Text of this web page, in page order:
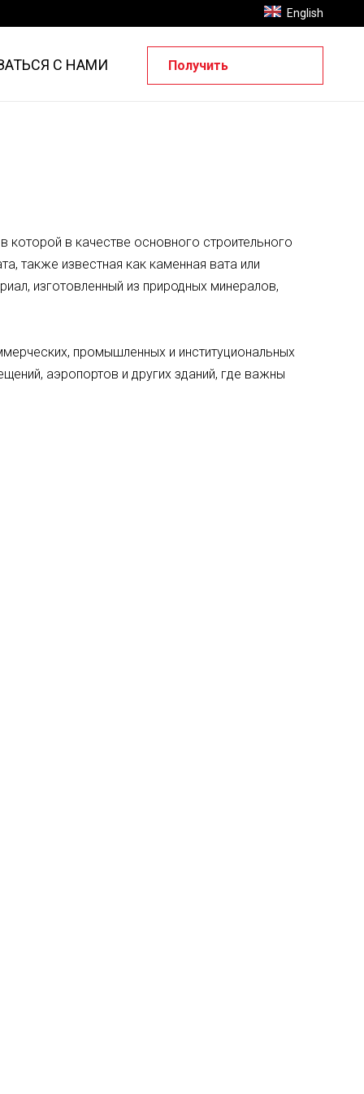
English
С НАМИ Получить
которой в качестве основного строительного
также известная как каменная вата или
изготовленный из природных минералов,
промышленных и институциональных
аэропортов и других зданий, где важны